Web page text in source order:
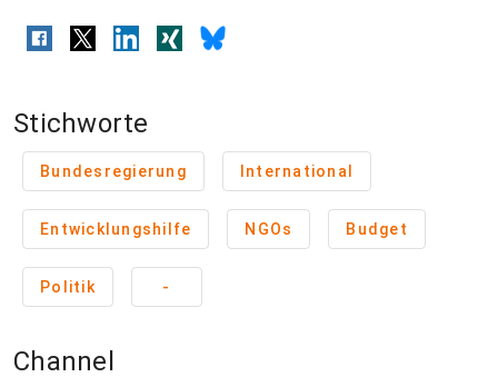
Stichworte
Bundesregierung International
Entwicklungshilfe NGOs Budget
Politik -
Channel